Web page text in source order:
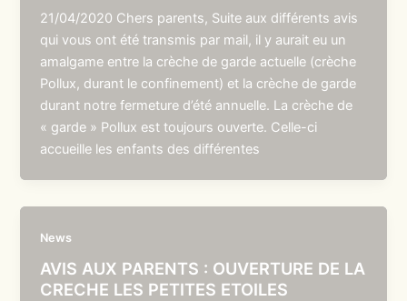
21/04/2020 Chers parents, Suite aux différents avis
qui vous ont été transmis par mail, il y aurait eu un
amalgame entre la crèche de garde actuelle (crèche
Pollux, durant le confinement) et la crèche de garde
durant notre fermeture d’été annuelle. La crèche de
« garde » Pollux est toujours ouverte. Celle-ci
accueille les enfants des différentes
News
AVIS AUX PARENTS : OUVERTURE DE LA
CRECHE LES PETITES ETOILES